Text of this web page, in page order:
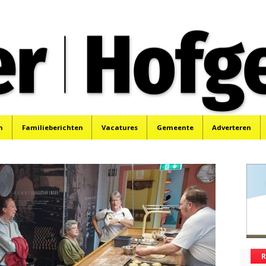
Familieberichten Vacatures Gemeente Adverteren